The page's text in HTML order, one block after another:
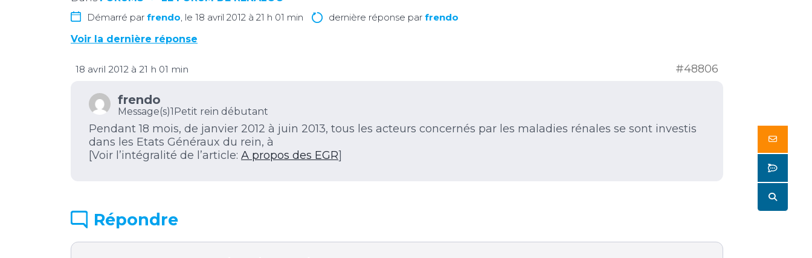
Démarré par frendo, le 18 avril 2012 à 21 h 01 min dernière réponse par frendo
Voir la dernière réponse
18 avril 2012 à 21 h 01 min #48806
frendo
Message(s)1 Petit rein débutant
Pendant 18 mois, de janvier 2012 à juin 2013, tous les acteurs concernés par les maladies rénales se sont investis
dans les Etats Généraux du rein, à
[Voir l’intégralité de l’article: A propos des EGR]
Répondre